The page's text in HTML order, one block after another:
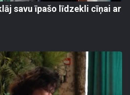
savu īpašo līdzekli cīņai ar